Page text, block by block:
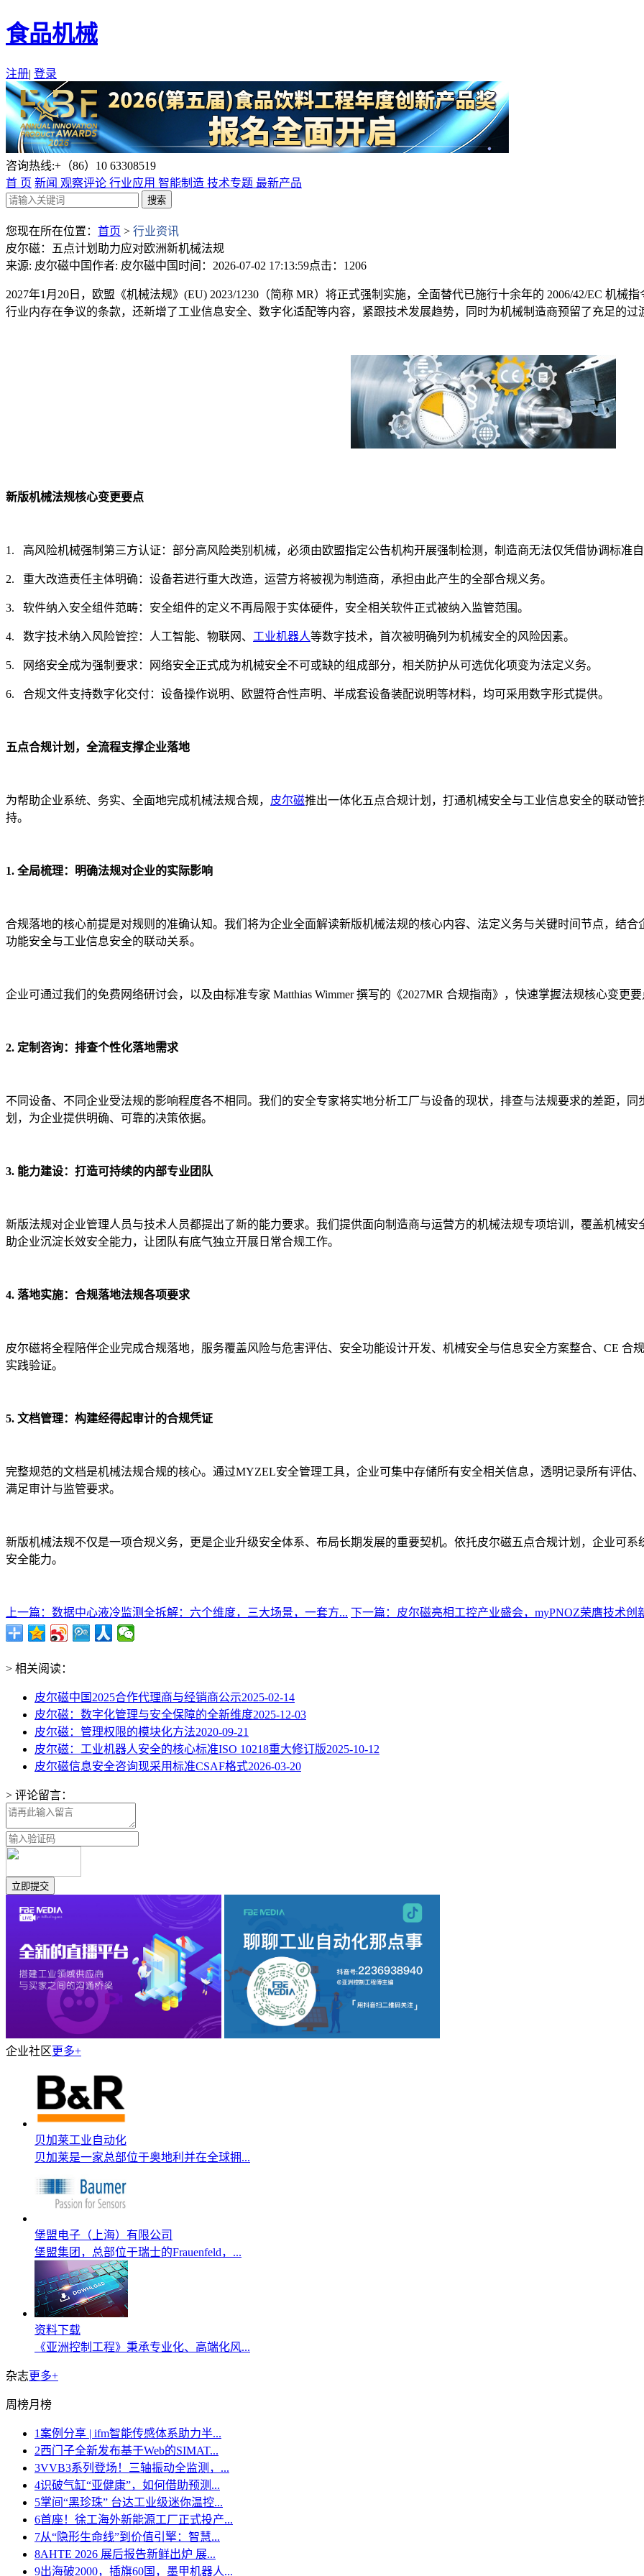
食品机械
注册| 登录
咨询热线:+（86）10 63308519
首 页 新闻 观察评论 行业应用 智能制造 技术专题 最新产品
您现在所在位置： 首页 > 行业资讯
皮尔磁：五点计划助力应对欧洲新机械法规
来源: 皮尔磁中国作者: 皮尔磁中国 时间：2026-07-02 17:13:59点击：1206
2027年1月20日，欧盟《机械法规》(EU) 2023/1230（简称 MR）将正式强制实施，全面替代已施行十余年的 2006/42/EC 机械
行业内存在争议的条款，还新增了工业信息安全、数字化适配等内容，紧跟技术发展趋势，同时为机械制造商预留了充足的过
新版机械法规核心变更要点
1. 高风险机械强制第三方认证：部分高风险类别机械，必须由欧盟指定公告机构开展强制检测，制造商无法仅凭借协调标准
2. 重大改造责任主体明确：设备若进行重大改造，运营方将被视为制造商，承担由此产生的全部合规义务。
3. 软件纳入安全组件范畴：安全组件的定义不再局限于实体硬件，安全相关软件正式被纳入监管范围。
4. 数字技术纳入风险管控：人工智能、物联网、 工业机器人等数字技术，首次被明确列为机械安全的风险因素。
5. 网络安全成为强制要求：网络安全正式成为机械安全不可或缺的组成部分，相关防护从可选优化项变为法定义务。
6. 合规文件支持数字化交付：设备操作说明、欧盟符合性声明、半成套设备装配说明等材料，均可采用数字形式提供。
五点合规计划，全流程支撑企业落地
为帮助企业系统、务实、全面地完成机械法规合规， 皮尔磁推出一体化五点合规计划，打通机械安全与工业信息安全的联动
持。
1. 全局梳理：明确法规对企业的实际影响
合规落地的核心前提是对规则的准确认知。我们将为企业全面解读新版机械法规的核心内容、法定义务与关键时间节点，结
功能安全与工业信息安全的联动关系。
企业可通过我们的免费网络研讨会，以及由标准专家 Matthias Wimmer 撰写的《2027MR 合规指南》，快速掌握法规核心变更
2. 定制咨询：排查个性化落地需求
不同设备、不同企业受法规的影响程度各不相同。我们的安全专家将实地分析工厂与设备的现状，排查与法规要求的差距，
划，为企业提供明确、可靠的决策依据。
3. 能力建设：打造可持续的内部专业团队
新版法规对企业管理人员与技术人员都提出了新的能力要求。我们提供面向制造商与运营方的机械法规专项培训，覆盖机械
助企业沉淀长效安全能力，让团队有底气独立开展日常合规工作。
4. 落地实施：合规落地法规各项要求
皮尔磁将全程陪伴企业完成合规落地，服务覆盖风险与危害评估、安全功能设计开发、机械安全与信息安全方案整合、CE 合
实践验证。
5. 文档管理：构建经得起审计的合规凭证
完整规范的文档是机械法规合规的核心。通过MYZEL安全管理工具，企业可集中存储所有安全相关信息，透明记录所有评估
满足审计与监管要求。
新版机械法规不仅是一项合规义务，更是企业升级安全体系、布局长期发展的重要契机。依托皮尔磁五点合规计划，企业可
安全能力。
上一篇：数据中心液冷监测全拆解：六个维度，三大场景，一套方... 下一篇：皮尔磁亮相工控产业盛会，myPNOZ荣膺技术创
> 相关阅读：
皮尔磁中国2025合作代理商与经销商公示2025-02-14
皮尔磁：数字化管理与安全保障的全新维度2025-12-03
皮尔磁：管理权限的模块化方法2020-09-21
皮尔磁：工业机器人安全的核心标准ISO 10218重大修订版2025-10-12
皮尔磁信息安全咨询现采用标准CSAF格式2026-03-20
> 评论留言：
企业社区更多+
贝加莱工业自动化
贝加莱是一家总部位于奥地利并在全球拥...
堡盟电子（上海）有限公司
堡盟集团，总部位于瑞士的Frauenfeld，...
资料下载
《亚洲控制工程》秉承专业化、高端化风...
杂志更多+
周榜月榜
1案例分享 | ifm智能传感体系助力半...
2西门子全新发布基于Web的SIMAT...
3VVB3系列登场！三轴振动全监测，...
4识破气缸“亚健康”，如何借助预测...
5掌间“黑珍珠” 台达工业级迷你温控...
6首座！徐工海外新能源工厂正式投产...
7从“隐形生命线”到价值引擎：智慧...
8AHTE 2026 展后报告新鲜出炉 展...
9出海破2000，插旗60国，墨甲机器人...